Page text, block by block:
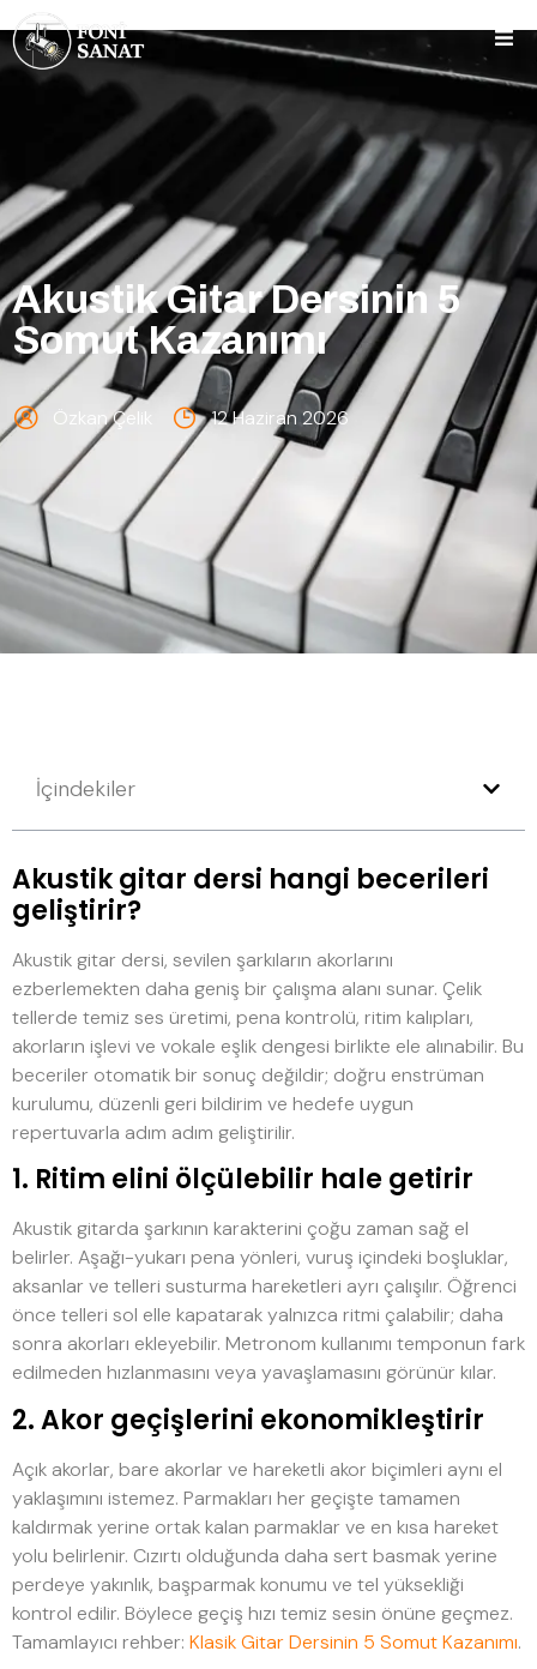
Akustik Gitar Dersinin 5
Somut Kazanımı
Özkan Çelik 12 Haziran 2026
İçindekiler
Akustik gitar dersi hangi becerileri
geliştirir?
Akustik gitar dersi, sevilen şarkıların akorlarını
ezberlemekten daha geniş bir çalışma alanı sunar. Çelik
tellerde temiz ses üretimi, pena kontrolü, ritim kalıpları,
akorların işlevi ve vokale eşlik dengesi birlikte ele alınabilir. Bu
beceriler otomatik bir sonuç değildir; doğru enstrüman
kurulumu, düzenli geri bildirim ve hedefe uygun
repertuvarla adım adım geliştirilir.
1. Ritim elini ölçülebilir hale getirir
Akustik gitarda şarkının karakterini çoğu zaman sağ el
belirler. Aşağı-yukarı pena yönleri, vuruş içindeki boşluklar,
aksanlar ve telleri susturma hareketleri ayrı çalışılır. Öğrenci
önce telleri sol elle kapatarak yalnızca ritmi çalabilir; daha
sonra akorları ekleyebilir. Metronom kullanımı temponun fark
edilmeden hızlanmasını veya yavaşlamasını görünür kılar.
2. Akor geçişlerini ekonomikleştirir
Açık akorlar, bare akorlar ve hareketli akor biçimleri aynı el
yaklaşımını istemez. Parmakları her geçişte tamamen
kaldırmak yerine ortak kalan parmaklar ve en kısa hareket
yolu belirlenir. Cızırtı olduğunda daha sert basmak yerine
perdeye yakınlık, başparmak konumu ve tel yüksekliği
kontrol edilir. Böylece geçiş hızı temiz sesin önüne geçmez.
Tamamlayıcı rehber: Klasik Gitar Dersinin 5 Somut Kazanımı.